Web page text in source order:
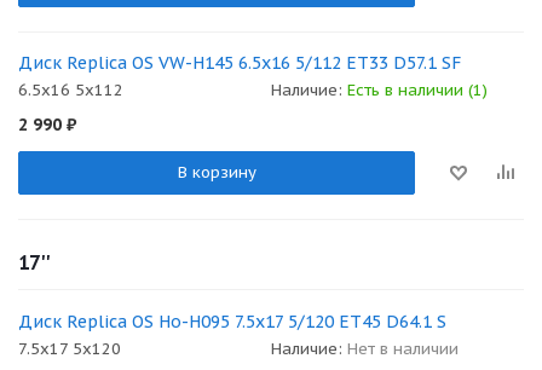
Диск Replica OS VW-H145 6.5x16 5/112 ET33 D57.1 SF
6.5x16 5x112 Наличие: Есть в наличии (1)
2 990 ₽
В корзину
17''
Диск Replica OS Ho-H095 7.5x17 5/120 ET45 D64.1 S
7.5x17 5x120 Наличие: Нет в наличии